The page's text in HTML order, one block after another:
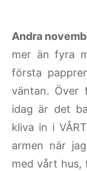
Andra
mer än fyra
första
väntan. Över
idag är det
kliva in i
armen när
med vårt hus,